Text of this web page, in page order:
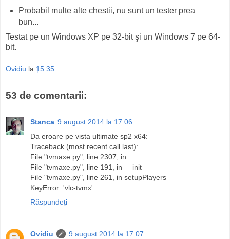
Probabil multe alte chestii, nu sunt un tester prea
bun...
Testat pe un Windows XP pe 32-bit şi un Windows 7 pe 64-
bit.
Ovidiu la 15:35
53 de comentarii:
Stanca 9 august 2014 la 17:06
Da eroare pe vista ultimate sp2 x64:
Traceback (most recent call last):
File "tvmaxe.py", line 2307, in
File "tvmaxe.py", line 191, in __init__
File "tvmaxe.py", line 261, in setupPlayers
KeyError: 'vlc-tvmx'
Răspundeți
Ovidiu
9 august 2014 la 17:07